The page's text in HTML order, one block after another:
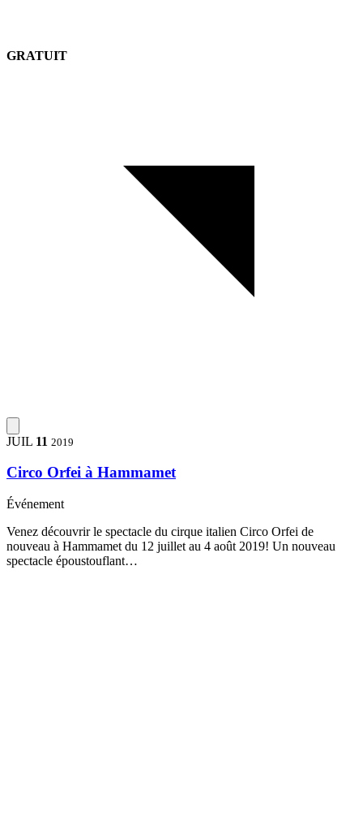
GRATUIT
JUIL 11 2019
Circo Orfei à Hammamet
Événement
Venez découvrir le spectacle du cirque italien Circo Orfei de
nouveau à Hammamet du 12 juillet au 4 août 2019! Un nouveau
spectacle époustouflant…